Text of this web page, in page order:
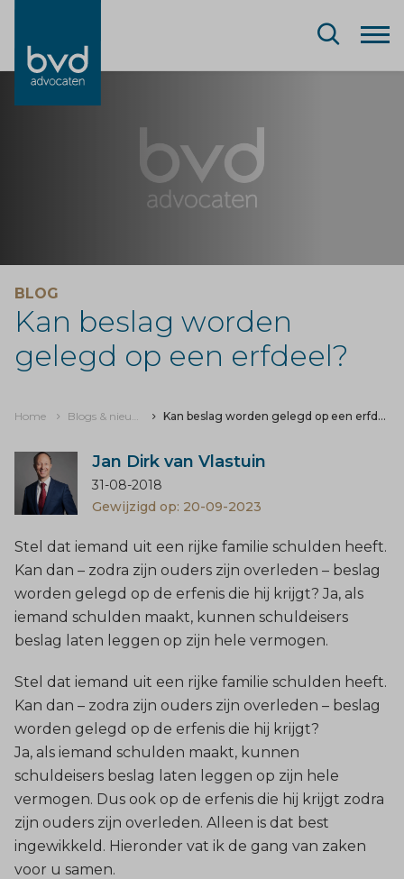
BLOG
Kan beslag worden
gelegd op een erfdeel?
Home Kan beslag worden gelegd op een erfdeel?
Jan Dirk van Vlastuin
31-08-2018
Gewijzigd op: 20-09-2023
Stel dat iemand uit een rijke familie schulden heeft.
Kan dan – zodra zijn ouders zijn overleden – beslag
worden gelegd op de erfenis die hij krijgt? Ja, als
iemand schulden maakt, kunnen schuldeisers
beslag laten leggen op zijn hele vermogen.
Stel dat iemand uit een rijke familie schulden heeft.
Kan dan – zodra zijn ouders zijn overleden – beslag
worden gelegd op de erfenis die hij krijgt?
Ja, als iemand schulden maakt, kunnen
schuldeisers beslag laten leggen op zijn hele
vermogen. Dus ook op de erfenis die hij krijgt zodra
zijn ouders zijn overleden. Alleen is dat best
ingewikkeld. Hieronder vat ik de gang van zaken
voor u samen.